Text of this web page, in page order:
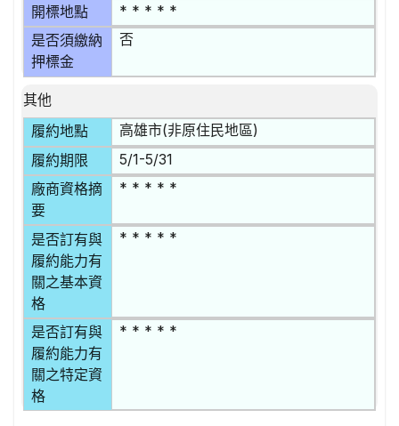
開標地點 * * * * *
是否須繳納
押標金
否
其他
履約地點
高雄市(非原住民地區)
履約期限 5/1-5/31
廠商資格摘
要
* * * * *
是否訂有與
履約能力有
關之基本資
格
* * * * *
是否訂有與
履約能力有
關之特定資
格
* * * * *